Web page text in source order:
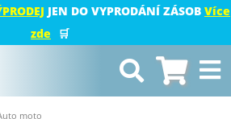
JEN DO VYPRODÁNÍ ZÁSOB Více
zde
🛒
moto